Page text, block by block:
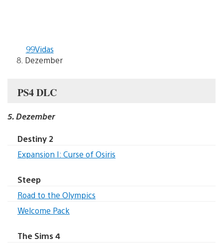
99Vidas
8. Dezember
PS4 DLC
5. Dezember
Destiny 2
Expansion I: Curse of Osiris
Steep
Road to the Olympics
Welcome Pack
The Sims 4